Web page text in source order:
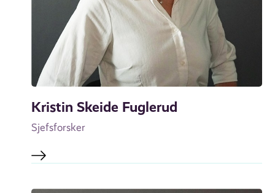
Kristin Skeide Fuglerud
Sjefsforsker